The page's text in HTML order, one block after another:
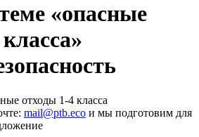
«опасные
отходы 1-4 класса
mail@ptb.eco и мы подготовим для